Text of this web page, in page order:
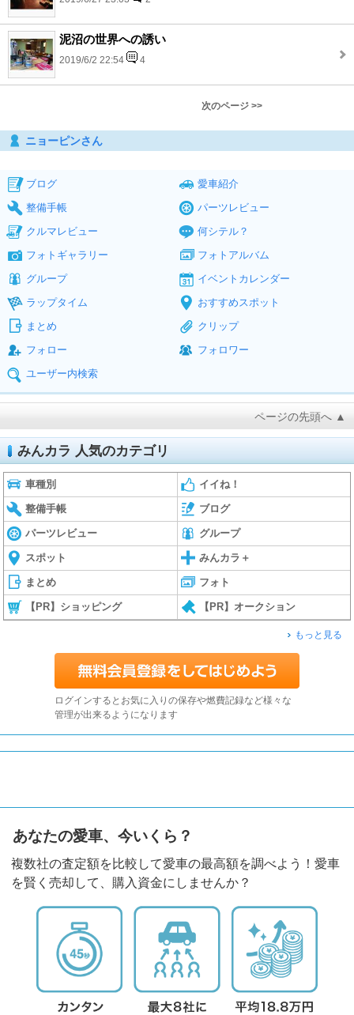
泥沼の世界への誘い
2019/6/2 22:54 4
次のページ >>
ニョーピンさん
ブログ
愛車紹介
整備手帳
パーツレビュー
クルマレビュー
何シテル？
フォトギャラリー
フォトアルバム
グループ
イベントカレンダー
ラップタイム
おすすめスポット
まとめ
クリップ
フォロー
フォロワー
ユーザー内検索
ページの先頭へ ▲
みんカラ 人気のカテゴリ
車種別 イイね！
整備手帳 ブログ
パーツレビュー グループ
スポット みんカラ＋
まとめ フォト
【PR】ショッピング 【PR】オークション
もっと見る
ログインするとお気に入りの保存や燃費記録など様々な
管理が出来るようになります
あなたの愛車、今いくら？
複数社の査定額を比較して愛車の最高額を調べよう！愛車
を賢く売却して、購入資金にしませんか？